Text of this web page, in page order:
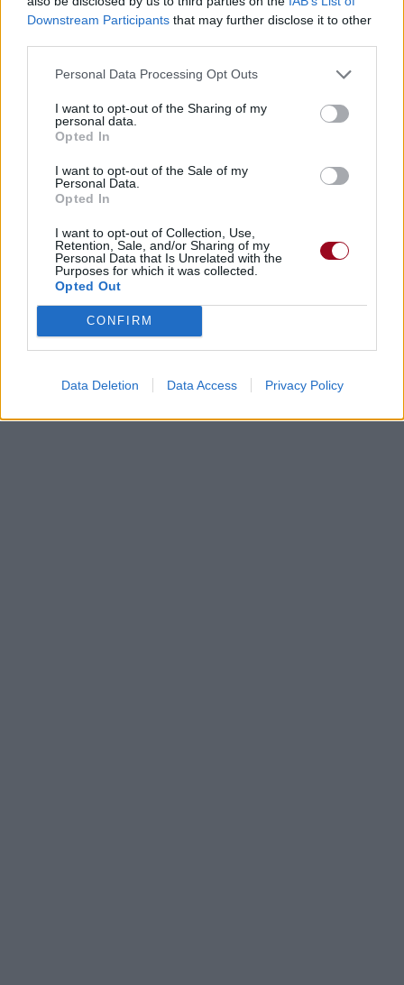
Downstream Participants that may further disclose it to other
Personal Data Processing Opt Outs
I want to opt-out of the Sharing of my
personal data.
Opted In
I want to opt-out of the Sale of my
Personal Data.
Opted In
I want to opt-out of Collection, Use,
Retention, Sale, and/or Sharing of my
Personal Data that Is Unrelated with the
Purposes for which it was collected.
Opted Out
CONFIRM
Data Deletion Data Access Privacy Policy
Dire «merci» pour cette traduction Corriger une erreur